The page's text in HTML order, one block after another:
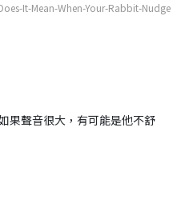
It-Mean-When-Your-Rabbit-Nudge
果聲音很大，有可能是他不舒